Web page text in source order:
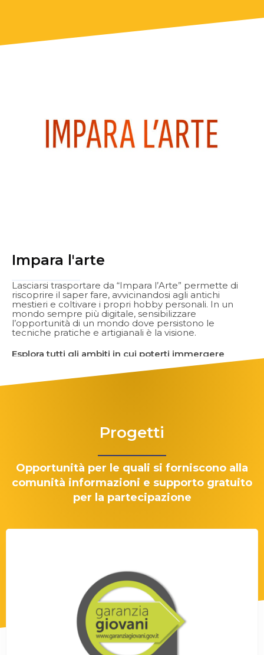
Impara l'arte
Lasciarsi trasportare da “Impara l’Arte” permette di
riscoprire il saper fare, avvicinandosi agli antichi
mestieri e coltivare i propri hobby personali. In un
mondo sempre più digitale, sensibilizzare
l’opportunità di un mondo dove persistono le
tecniche pratiche e artigianali è la visione.
Esplora tutti gli ambiti in cui poterti immergere
Progetti
Opportunità per le quali si forniscono alla
comunità informazioni e supporto gratuito
per la partecipazione